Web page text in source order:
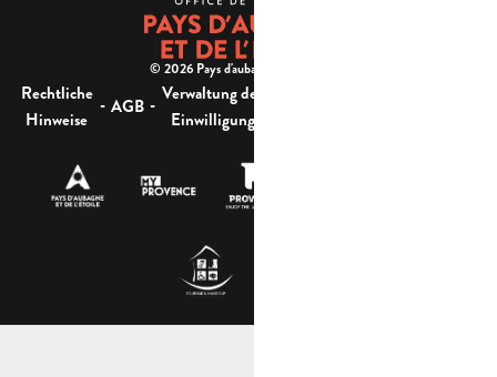
© 2026 Pays d'aubagne et de l'étoile -
Rechtliche
Hinweise
- AGB - Verwaltung der
Einwilligung